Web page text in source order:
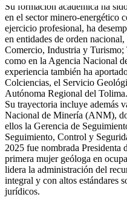
Su formación académica ha
en el sector minero-energético
ejercicio profesional, ha
en entidades de orden
Comercio, Industria y
como en la Agencia Nacional
experiencia también ha
Colciencias, el Servicio
Autónoma Regional del Tolima.
Su trayectoria incluye además
Nacional de Minería (ANM),
ellos la Gerencia de
Seguimiento, Control y
2025 fue nombrada
primera mujer geóloga en
lidera la administración del
integral y con altos estándares
jurídicos.